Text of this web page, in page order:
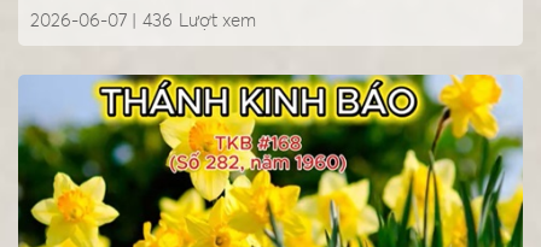
2026-06-07 | Lượt xem
436